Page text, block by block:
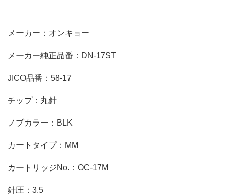
メーカー：オンキョー
メーカー純正品番：DN-17ST
JICO品番：58-17
チップ：丸針
ノブカラー：BLK
カートタイプ：MM
カートリッジNo.：OC-17M
針圧：3.5